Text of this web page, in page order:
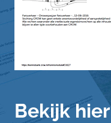
Bekijk